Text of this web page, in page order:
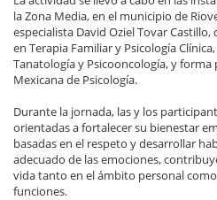
la Zona Media, en el municipio de
especialista David Oziel Tovar
en Terapia Familiar y Psicología
Tanatología y Psicooncología, y forma
Mexicana de Psicología.
Durante la jornada, las y los
orientadas a fortalecer su bienestar
basadas en el respeto y desarrollar
adecuado de las emociones,
vida tanto en el ámbito personal
funciones.